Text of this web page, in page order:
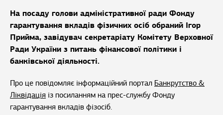
На посаду голови адміністративної ради Фонду
гарантування вкладів фізичних осіб обраний Ігор
Прийма, завідувач секретаріату Комітету Верховної
Ради України з питань фінансової політики і
банківської діяльності.
Про це повідомляє інформаційний портал Банкрутство &
Ліквідація із посиланням на прес-службу Фонду
гарантування вкладів фізосіб.